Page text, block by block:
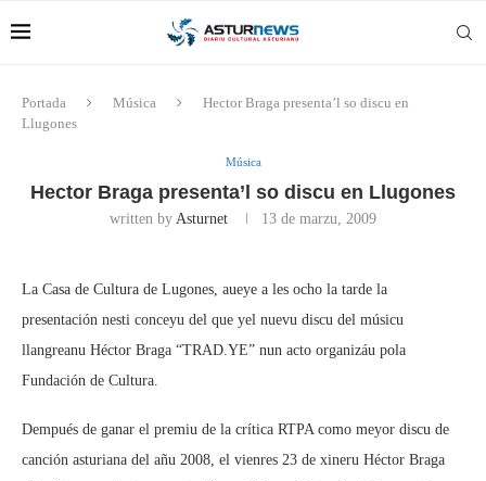
Portada Música
Hector Braga presenta’l so discu en
Llugones
Música
Hector Braga presenta’l so discu en Llugones
written by Asturnet 13 de marzu, 2009
La Casa de Cultura de Lugones, aueye a les ocho la tarde la
presentación nesti conceyu del que yel nuevu discu del músicu
llangreanu Héctor Braga “TRAD.YE” nun acto organizáu pola
Fundación de Cultura.
Dempués de ganar el premiu de la crítica RTPA como meyor discu de
canción asturiana del añu 2008, el vienres 23 de xineru Héctor Braga